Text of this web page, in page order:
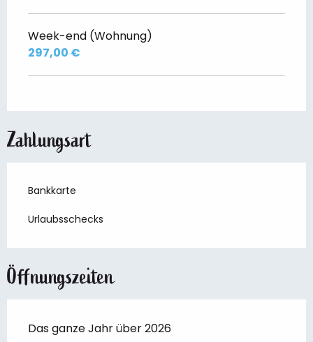
Week-end (Wohnung)
297,00 €
Zahlungsart
Bankkarte
Urlaubsschecks
Öffnungszeiten
Das ganze Jahr über 2026